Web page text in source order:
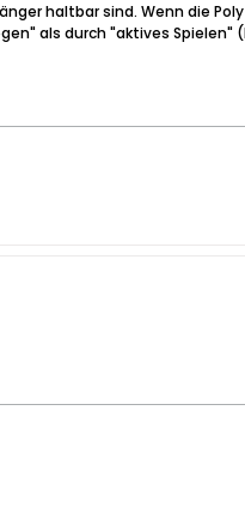
haltbar sind. Wenn die
als durch "aktives